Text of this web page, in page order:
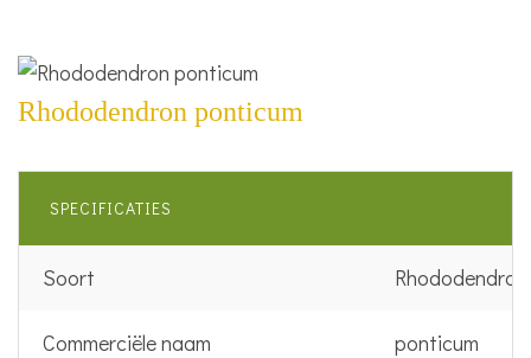
Rhododendron ponticum
SPECIFICATIES
Soort Rhododendron
Commerciële naam ponticum